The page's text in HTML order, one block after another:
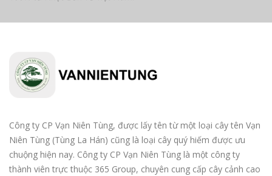
Công ty CP Vạn Niên Tùng, được lấy tên từ một loại cây tên Vạn
Niên Tùng (Tùng La Hán) cũng là loại cây quý hiếm được ưu
chuộng hiện nay. Công ty CP Vạn Niên Tùng là một công ty
thành viên trực thuộc 365 Group, chuyên cung cấp cây cảnh cao